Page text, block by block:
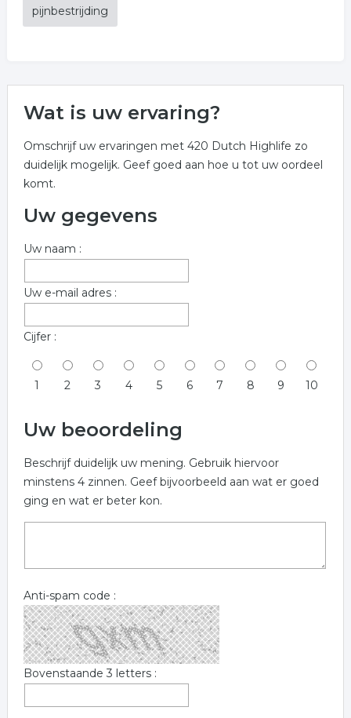
pijnbestrijding
Wat is uw ervaring?
Omschrijf uw ervaringen met 420 Dutch Highlife zo
duidelijk mogelijk. Geef goed aan hoe u tot uw oordeel
komt.
Uw gegevens
Uw naam :
Uw e-mail adres :
Cijfer :
1 2 3 4 5 6 7 8 9 10
Uw beoordeling
Beschrijf duidelijk uw mening. Gebruik hiervoor
minstens 4 zinnen. Geef bijvoorbeeld aan wat er goed
ging en wat er beter kon.
Anti-spam code :
Bovenstaande 3 letters :